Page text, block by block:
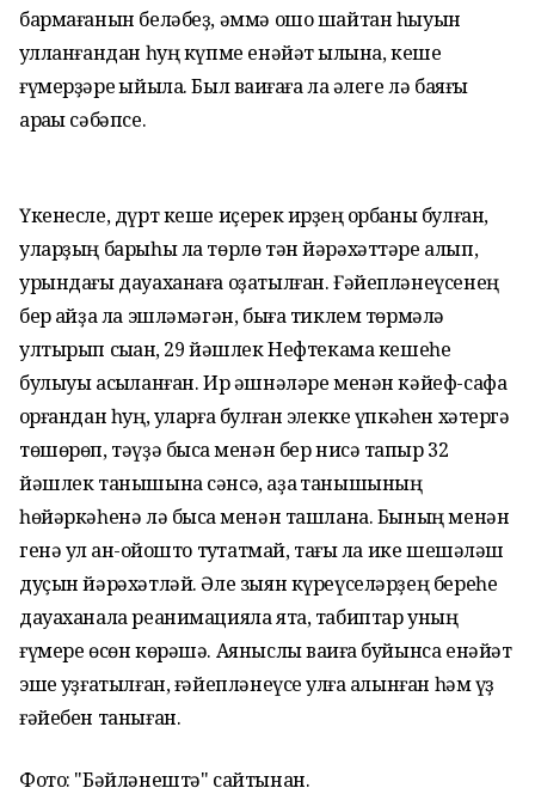
бармағанын беләбеҙ, әммә ошо шайтан һыуын
ҡулланғандан һуң күпме енәйәт ҡылына, кеше
ғүмерҙәре ҡыйыла. Был ваҡиғаға ла әлеге лә баяғы
араҡы сәбәпсе.
Үкенесле, дүрт кеше иҫерек ирҙең ҡорбаны булған,
уларҙың барыһы ла төрлө тән йәрәхәттәре алып,
урындағы дауаханаға оҙатылған. Ғәйепләнеүсенең
бер ҡайҙа ла эшләмәгән, быға тиклем төрмәлә
ултырып сыҡҡан, 29 йәшлек Нефтекама кешеһе
булыуы асыҡланған. Ир әшнәләре менән кәйеф-сафа
ҡорғандан һуң, уларға булған элекке үпкәһен хәтергә
төшөрөп, тәүҙә бысаҡ менән бер нисә тапҡыр 32
йәшлек танышына сәнсә, аҙаҡ танышының
һөйәркәһенә лә бысаҡ менән ташлана. Бының менән
генә ул ҡан-ҡойошто туҡтатмай, тағы ла ике шешәләш
дуҫын йәрәхәтләй. Әле зыян күреүселәрҙең береһе
дауаханала реанимацияла ята, табиптар уның
ғүмере өсөн көрәшә. Аяныслы ваҡиға буйынса енәйәт
эше ҡуҙғатылған, ғәйепләнеүсе ҡулға алынған һәм үҙ
ғәйебен таныған.
Фото: "Бәйләнештә" сайтынан.